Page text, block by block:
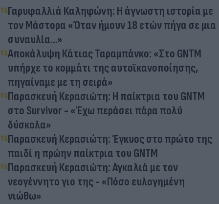
Γαρυφαλλιά Καληφώνη: Η άγνωστη ιστορία με
τον Μάστορα «Όταν ήμουν 18 ετών πήγα σε μια
συναυλία...»
Αποκάλυψη Κάτιας Ταραμπάνκο: «Στο GNTM
υπήρχε το κομμάτι της αυτοϊκανοποίησης,
πηγαίναμε με τη σειρά»
Παρασκευή Κερασιώτη: Η παίκτρια του GNTM
στο Survivor - «Έχω περάσει πάρα πολύ
δύσκολα»
Παρασκευή Κερασιώτη: Έγκυος στο πρώτο της
παιδί η πρώην παίκτρια του GNTM
Παρασκευή Κερασιώτη: Αγκαλιά με τον
νεογέννητο γιο της - «Πόσο ευλογημένη
νιώθω»